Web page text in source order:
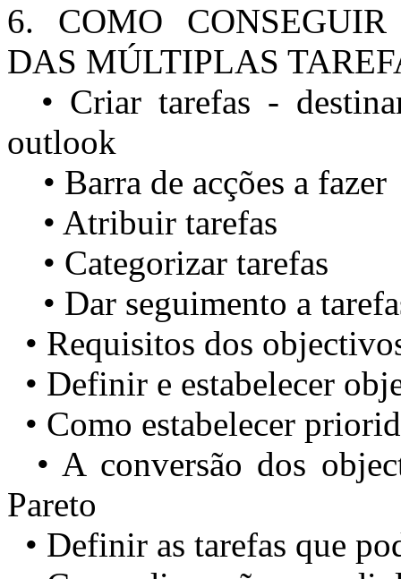
6. COMO
DAS MÚLTIPLAS
• Criar tarefas -
outlook
• Barra de acções a fazer
• Atribuir tarefas
• Categorizar tarefas
• Dar seguimento a
• Requisitos dos
• Definir e estabelecer
• Como estabelecer
• A conversão dos
Pareto
• Definir as tarefas que